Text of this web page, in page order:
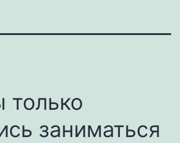
только
заниматься